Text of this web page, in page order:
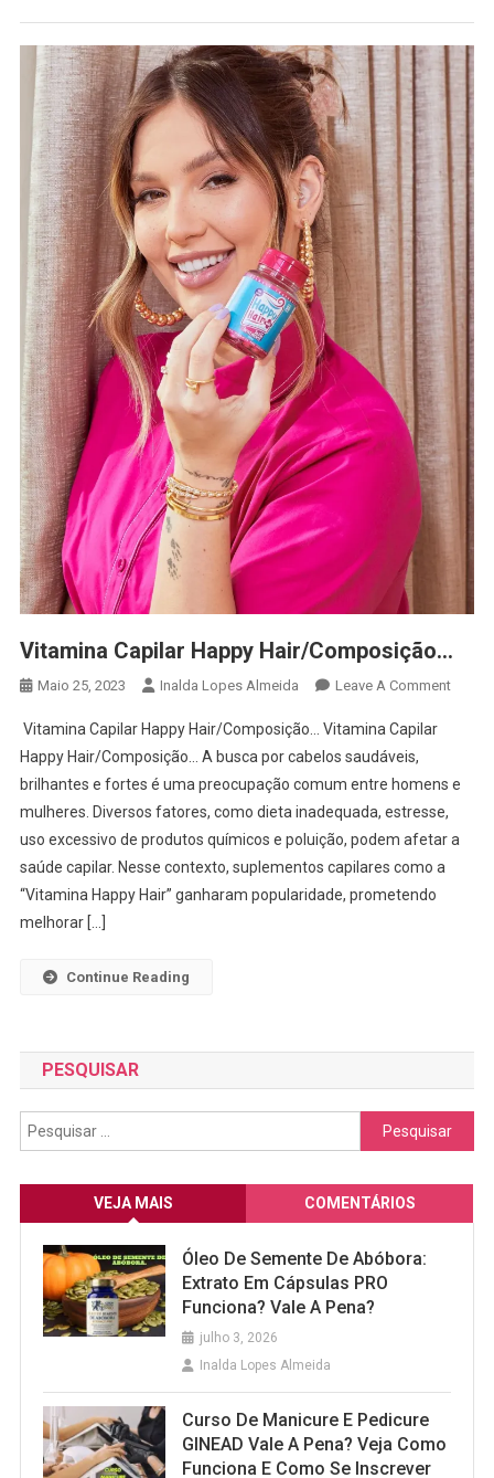
Vitamina Capilar Happy Hair/Composição…
Maio 25, 2023 Inalda Lopes Almeida Leave A CommentOn
Hair/
Vitamina Capilar Happy Hair/Composição… Vitamina Capilar
Happy Hair/Composição… A busca por cabelos saudáveis,
brilhantes e fortes é uma preocupação comum entre homens e
mulheres. Diversos fatores, como dieta inadequada, estresse,
uso excessivo de produtos químicos e poluição, podem afetar a
saúde capilar. Nesse contexto, suplementos capilares como a
“Vitamina Happy Hair” ganharam popularidade, prometendo
melhorar […]
Continue Reading
PESQUISAR
Pesquisar
por:
VEJA MAIS COMENTÁRIOS
Óleo De Semente De Abóbora:
Extrato Em Cápsulas PRO
Funciona? Vale A Pena?
julho 3, 2026
Inalda Lopes Almeida
Curso De Manicure E Pedicure
GINEAD Vale A Pena? Veja Como
Funciona E Como Se Inscrever